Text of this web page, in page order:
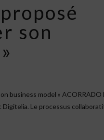
son
business model » ACORRADO
Digitelia. Le processus